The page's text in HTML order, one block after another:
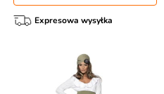
Expresowa wysyłka